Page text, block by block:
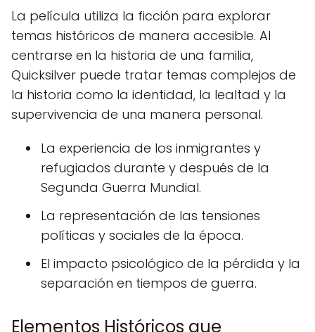
La película utiliza la ficción para explorar
temas históricos de manera accesible. Al
centrarse en la historia de una familia,
Quicksilver puede tratar temas complejos de
la historia como la identidad, la lealtad y la
supervivencia de una manera personal.
La experiencia de los inmigrantes y
refugiados durante y después de la
Segunda Guerra Mundial.
La representación de las tensiones
políticas y sociales de la época.
El impacto psicológico de la pérdida y la
separación en tiempos de guerra.
Elementos Históricos que